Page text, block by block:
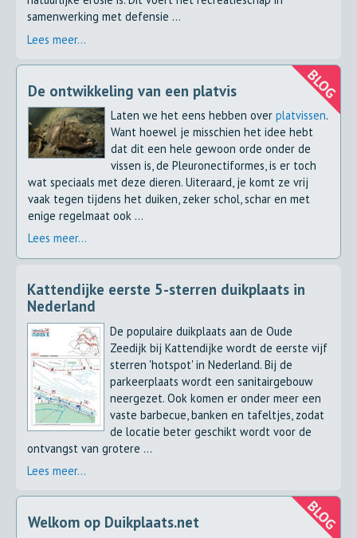
samenwerking met defensie ...
Lees meer...
De ontwikkeling van een platvis
Laten we het eens hebben over platvissen.
Want hoewel je misschien het idee hebt
dat dit een hele gewoon orde onder de
vissen is, de Pleuronectiformes, is er toch
wat speciaals met deze dieren. Uiteraard, je komt ze vrij
vaak tegen tijdens het duiken, zeker schol, schar en met
enige regelmaat ook ...
Lees meer...
Kattendijke eerste 5-sterren duikplaats in
Nederland
De populaire duikplaats aan de Oude
Zeedijk bij Kattendijke wordt de eerste vijf
sterren 'hotspot' in Nederland. Bij de
parkeerplaats wordt een sanitairgebouw
neergezet. Ook komen er onder meer een
vaste barbecue, banken en tafeltjes, zodat
de locatie beter geschikt wordt voor de
ontvangst van grotere ...
Lees meer...
Welkom op Duikplaats.net